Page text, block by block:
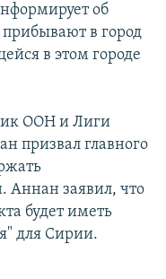
об
в город
в этом городе
ООН и Лиги
призвал главного
заявил, что
будет иметь
для Сирии.